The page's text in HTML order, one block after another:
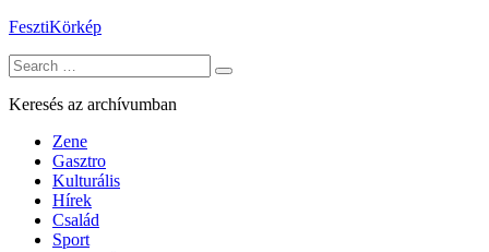
Skip
content
FesztiKörkép
Search
for:
Keresés az archívumban
Zene
Gasztro
Kulturális
Hírek
Család
Sport